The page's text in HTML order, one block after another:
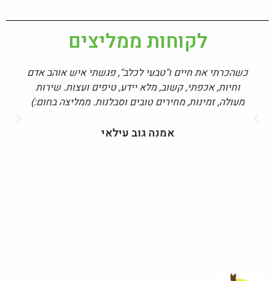
לקוחות ממליצים
כשהכרתי את חיים ו"טבעי לכלב", פגשתי איש אוהב אדם
וחיות, אכפתי, קשוב, מלא יידע, טיפים ועצות. שירות
מעולה, זמינות, מחירים טובים וסבלנות. ממליצה בחום:)
אמנה גוב עילאי